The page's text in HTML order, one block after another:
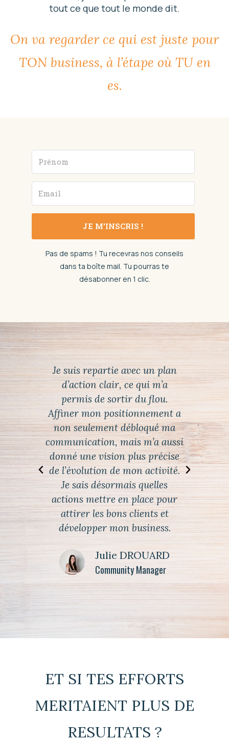
tout ce que tout le monde dit.
On va regarder ce qui est juste pour
TON business, à l’étape où TU en
es.
JE M'INSCRIS !
Pas de spams ! Tu recevras nos conseils
dans ta boîte mail. Tu pourras te
désabonner en 1 clic.
Je suis repartie avec un plan
d’action clair, ce qui m’a
permis de sortir du flou.
Affiner mon positionnement a
non seulement débloqué ma
communication, mais m’a aussi
donné une vision plus précise
de l’évolution de mon activité.
Je sais désormais quelles
actions mettre en place pour
attirer les bons clients et
développer mon business.
Julie DROUARD
Community Manager
ET SI TES EFFORTS
MERITAIENT PLUS DE
RESULTATS ?